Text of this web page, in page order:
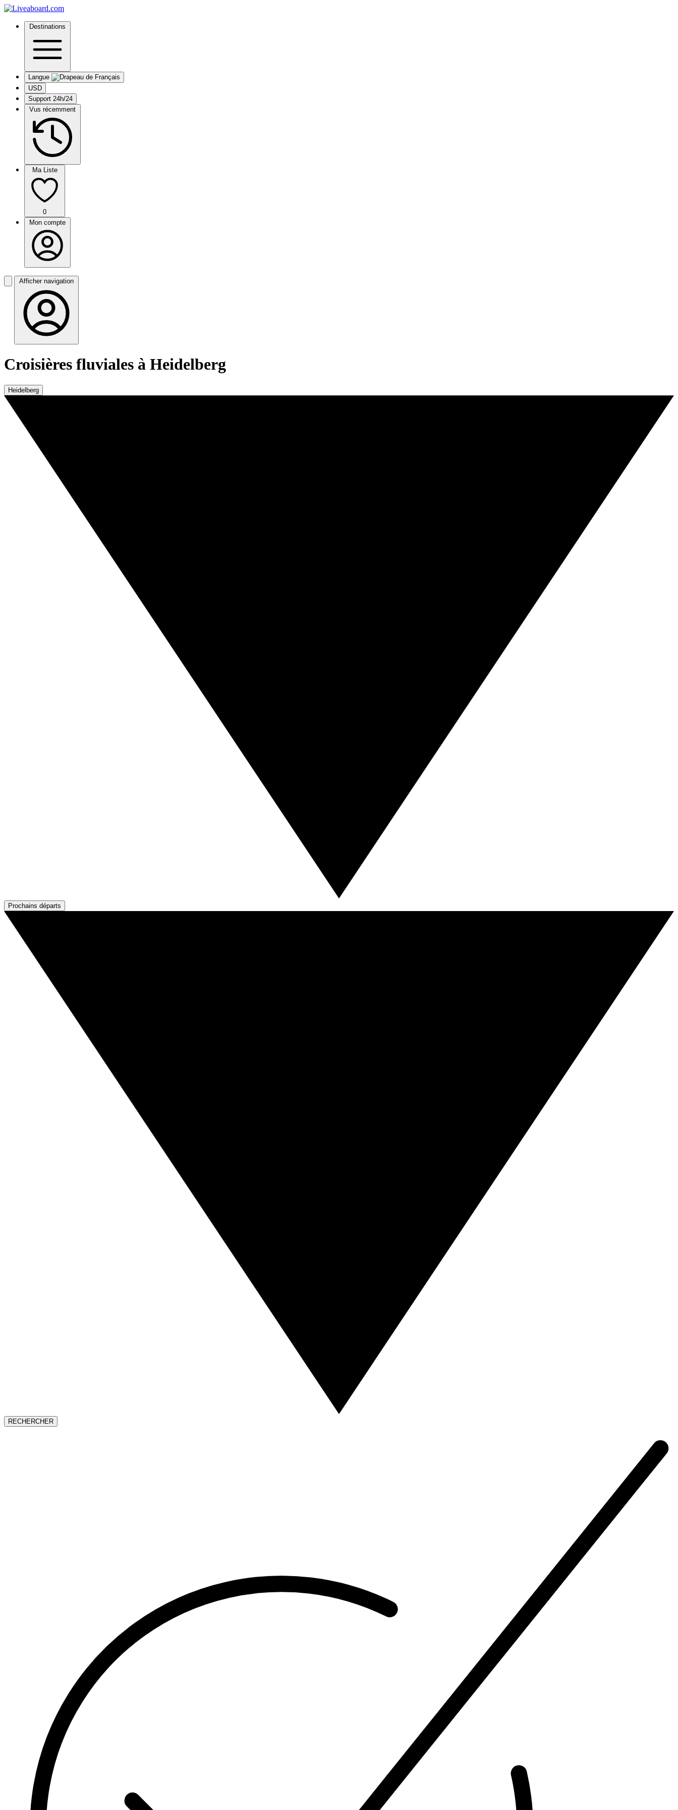
Destinations
Langue
USD
Support 24h/24
Vus récemment
Ma Liste
0
Mon compte
Afficher navigation
Croisières fluviales à Heidelberg
Heidelberg
Prochains départs
RECHERCHER